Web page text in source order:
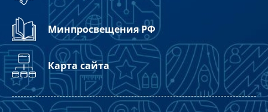
Минпросвещения РФ
Карта сайта